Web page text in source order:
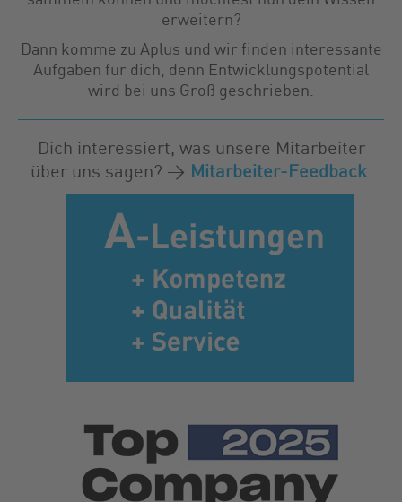
erweitern?
Dann komme zu Aplus und wir finden interessante
Aufgaben für dich, denn Entwicklungspotential
wird bei uns Groß geschrieben.
Dich interessiert, was unsere Mitarbeiter
über uns sagen? > Mitarbeiter-Feedback.